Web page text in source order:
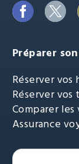
Préparer
Réserver vos
Réserver vos
Comparer les
Assurance